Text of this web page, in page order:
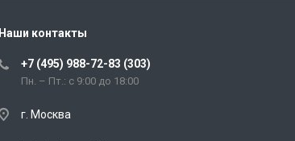
Наши контакты
+7 (495) 988-72-83 (303)
Пн. – Пт.: с 9:00 до 18:00
г. Москва